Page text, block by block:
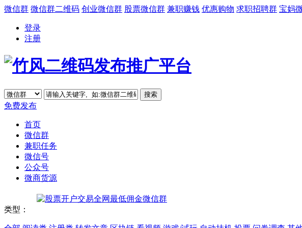
微信群 微信群二维码 创业微信群 股票微信群 兼职赚钱 优惠购物 求职招聘群 宝妈
登录
注册
免费发布
首页
微信群
兼职任务
微信号
公众号
微商货源
类型：